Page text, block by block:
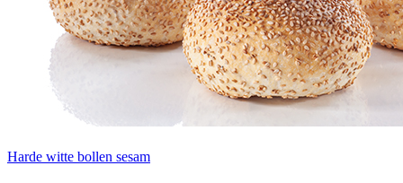
Harde witte bollen sesam